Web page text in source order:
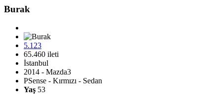
Burak
5.123
65.460 ileti
İstanbul
2014 - Mazda3
PSense - Kırmızı - Sedan
Yaş 53